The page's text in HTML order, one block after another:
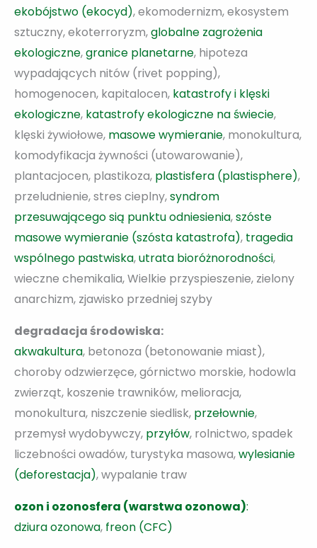
ekobójstwo (ekocyd), ekomodernizm, ekosystem
sztuczny, ekoterroryzm,globalne zagrożenia
ekologiczne,granice planetarne, hipoteza
wypadających nitów (rivet popping),
homogenocen, kapitalocen, katastrofy i klęski
ekologiczne, katastrofy ekologiczne na świecie,
klęski żywiołowe, masowe wymieranie, monokultura,
komodyfikacja żywności (utowarowanie),
plantacjocen, plastikoza, plastisfera (plastisphere),
przeludnienie, stres cieplny,syndrom
przesuwającego sią punktu odniesienia,szóste
masowe wymieranie (szósta katastrofa), tragedia
wspólnego pastwiska,utrata bioróżnorodności,
wieczne chemikalia, Wielkie przyspieszenie, zielony
anarchizm, zjawisko przedniej szyby
degradacja środowiska:
akwakultura, betonoza (betonowanie miast),
choroby odzwierzęce, górnictwo morskie, hodowla
zwierząt, koszenie trawników, melioracja,
monokultura, niszczenie siedlisk, przełownie,
przemysł wydobywczy, przyłów, rolnictwo, spadek
liczebności owadów, turystyka masowa,wylesianie
(deforestacja), wypalanie traw
ozon i ozonosfera (warstwa ozonowa):
dziura ozonowa, freon (CFC)